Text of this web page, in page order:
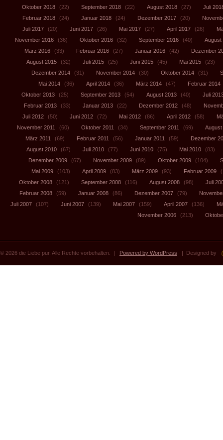
Oktober 2018
(22) September 2018 (22) August 2018 (27)
Juli
Februar 2018
(24) Januar 2018 (24) Dezember 2017 (20)
Juli 2017
(20) Juni 2017 (26) Mai 2017 (27) April 2017 (26)
November 2016
(36) Oktober 2016 (32) September 2016 (40)
August
März 2016
(33) Februar 2016 (27) Januar 2016 (42)
Dezember
August 2015
(32) Juli 2015 (25) Juni 2015 (45) Mai 2015
(23)
Dezember 2014
(31) November 2014 (30) Oktober 2014 (31)
Mai 2014
(36) April 2014 (36) März 2014 (47) Februar 2014
Oktober 2013
(25) September 2013 (54) August 2013 (40)
Juli
Februar 2013
(33) Januar 2013 (22) Dezember 2012 (48)
Juli 2012
(50) Juni 2012 (72) Mai 2012 (86) April 2012 (58)
November 2011
(60) Oktober 2011 (34) September 2011 (69)
August
März 2011
(69) Februar 2011 (56) Januar 2011 (59)
Dezember
August 2010
(67) Juli 2010 (77) Juni 2010 (75) Mai 2010
(83)
Dezember 2009
(67) November 2009 (89) Oktober 2009 (104)
Mai 2009
(103) April 2009 (83) März 2009 (93) Februar 2009
Oktober 2008
(121) September 2008 (116) August 2008 (98)
Juli
Februar 2008
(59) Januar 2008 (86) Dezember 2007 (79)
Juli 2007
(107) Juni 2007 (139) Mai 2007 (159) April 2007 (136)
November 2006
(213)
© 2026 die Liebe pur. Alle Rechte vorbehalten. | Powered by WordPress | Designed by